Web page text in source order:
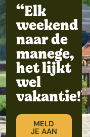
“Elk
weekend
naar de
manege,
het lijkt
wel
vakantie!”
MELD
JE AAN